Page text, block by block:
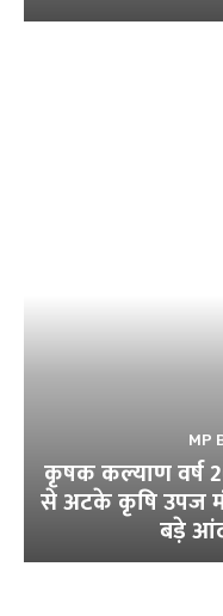
MP
कृषक कल्याण वर्ष
से अटके कृषि उपज
बड़े